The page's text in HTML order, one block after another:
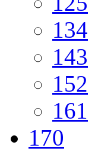
134
143
152
161
170